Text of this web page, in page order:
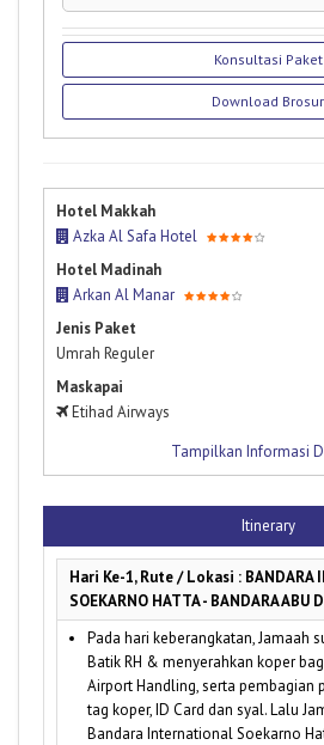
Konsultasi Paket
Download Brosur
Hotel Makkah
Azka Al Safa Hotel
Hotel Madinah
Arkan Al Manar
Jenis Paket
Umrah Reguler
Maskapai
Etihad Airways
Tampilkan Informasi
Itinerary
Hari Ke-1, Rute / Lokasi : BANDARA
SOEKARNO HATTA - BANDARA ABU
Pada hari keberangkatan, Jamaah
Batik RH & menyerahkan koper
Airport Handling, serta pembagian
tag koper, ID Card dan syal. Lalu
Bandara International Soekarno